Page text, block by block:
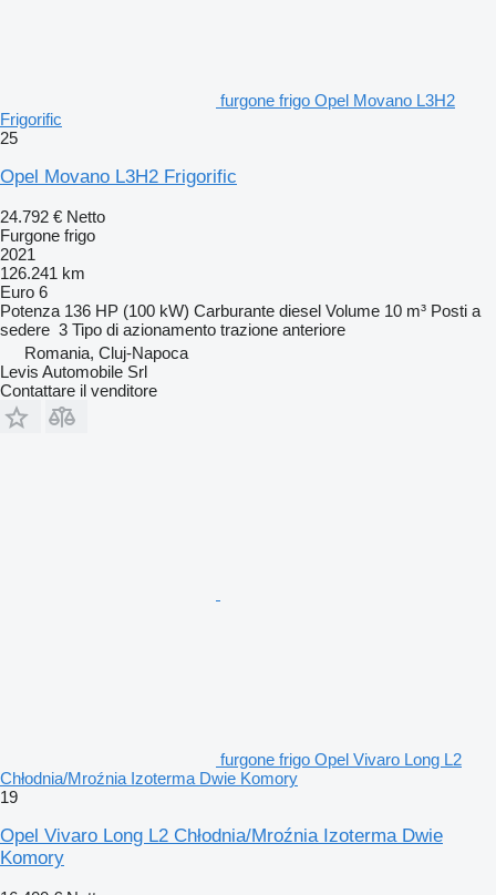
furgone frigo Opel Movano L3H2
Frigorific
25
Opel Movano L3H2 Frigorific
24.792 € Netto
Furgone frigo
2021
126.241 km
Euro 6
Potenza 136 HP (100 kW) Carburante diesel Volume 10 m³ Posti a
sedere 3 Tipo di azionamento trazione anteriore
Romania, Cluj-Napoca
Levis Automobile Srl
Contattare il venditore
furgone frigo Opel Vivaro Long L2
Chłodnia/Mroźnia Izoterma Dwie Komory
19
Opel Vivaro Long L2 Chłodnia/Mroźnia Izoterma Dwie
Komory